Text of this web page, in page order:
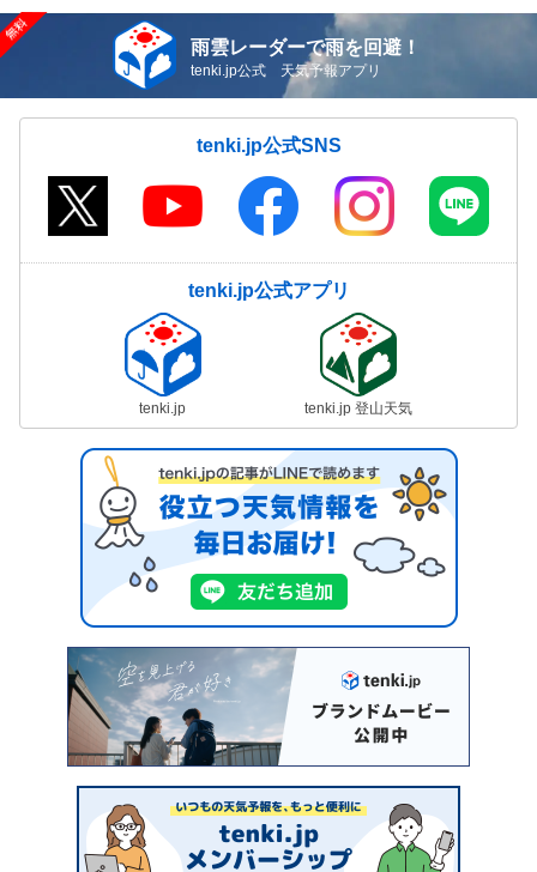
雨雲レーダーで雨を回避！
tenki.jp公式 天気予報アプリ
tenki.jp公式SNS
tenki.jp公式アプリ
tenki.jp tenki.jp 登山天気